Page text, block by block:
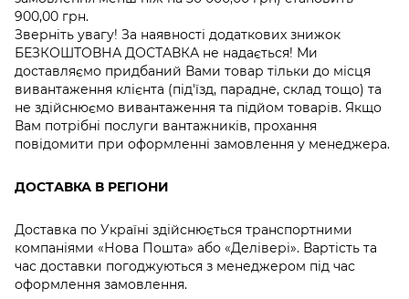
900,00 грн.
Зверніть увагу! За наявності додаткових знижок
БЕЗКОШТОВНА ДОСТАВКА не надається! Ми
доставляємо придбаний Вами товар тільки до місця
вивантаження клієнта (під'їзд, парадне, склад тощо) та
не здійснюємо вивантаження та підйом товарів. Якщо
Вам потрібні послуги вантажників, прохання
повідомити при оформленні замовлення у менеджера.
ДОСТАВКА В РЕГІОНИ
Доставка по Україні здійснюється транспортними
компаніями «Нова Пошта» або «Делівері». Вартість та
час доставки погоджуються з менеджером під час
оформлення замовлення.